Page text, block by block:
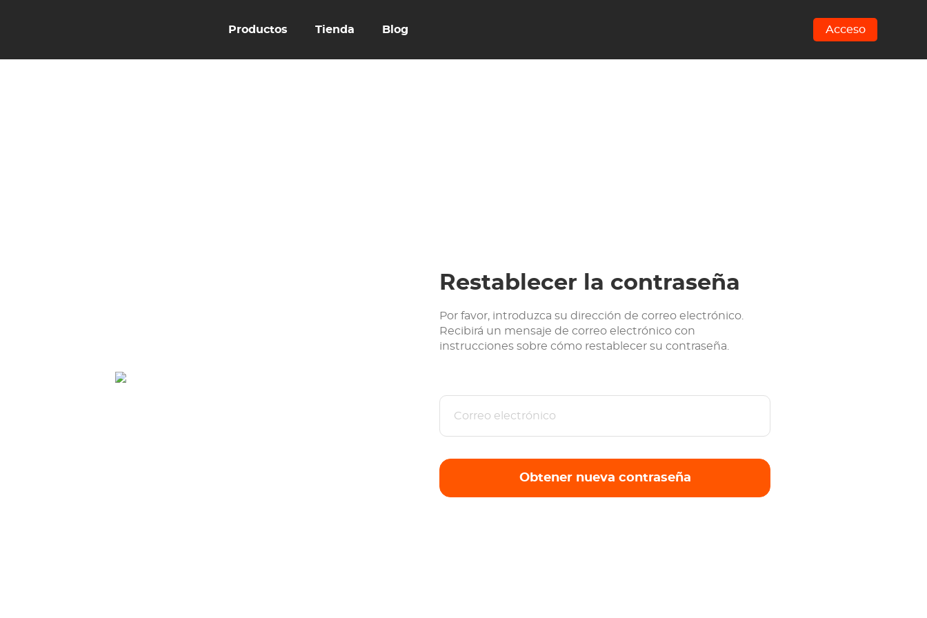
Productos Tienda Blog Acceso
Restablecer la contraseña
Por favor, introduzca su dirección de correo electrónico.
Recibirá un mensaje de correo electrónico con
instrucciones sobre cómo restablecer su contraseña.
Obtener nueva contraseña